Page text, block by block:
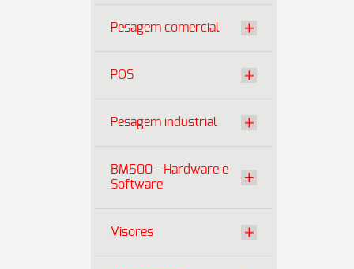
Pesagem comercial
POS
Pesagem industrial
BM500 - Hardware e
Software
Visores